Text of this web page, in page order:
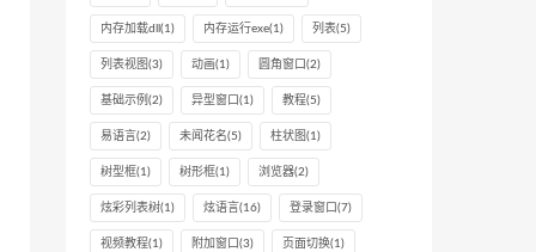
内存加载dll (1) 内存运行exe(1) 列表(5)
列表视图 (3) 动画(1) 圆角窗口 (2)
基础示例 (2) 异型窗口 (1) 教程(5)
易语言 (2) 未闻花名(5) 柱状图 (1)
树型框(1) 树形框(1) 浏览器(2)
炫彩列表树(1) 炫语言 (16) 登录窗口 (7)
视频教程(1) 附加窗口 (3) 页面切换(1)